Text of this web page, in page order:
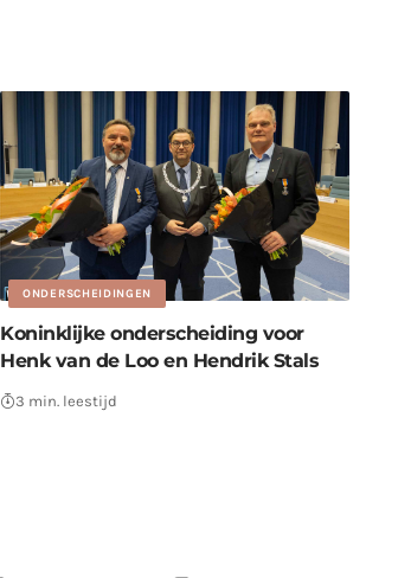
ONDERSCHEIDINGEN
Koninklijke onderscheiding voor
Henk van de Loo en Hendrik Stals
3 min. leestijd